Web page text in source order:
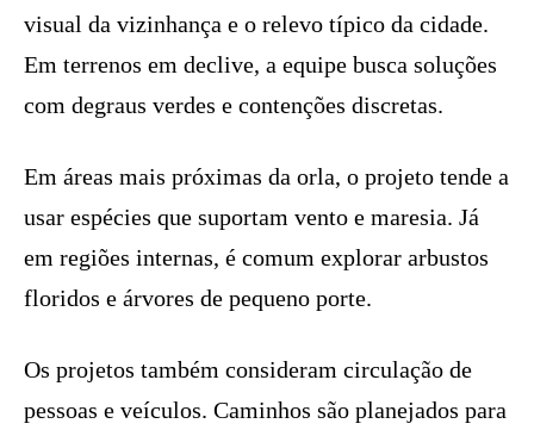
visual da vizinhança e o relevo típico da cidade.
Em terrenos em declive, a equipe busca soluções
com degraus verdes e contenções discretas.
Em áreas mais próximas da orla, o projeto tende a
usar espécies que suportam vento e maresia. Já
em regiões internas, é comum explorar arbustos
floridos e árvores de pequeno porte.
Os projetos também consideram circulação de
pessoas e veículos. Caminhos são planejados para